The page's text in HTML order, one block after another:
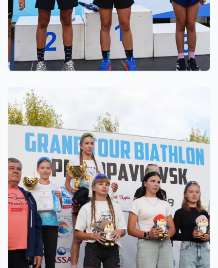
ФИНАЛ: В АСТАНЕ ПРОЙДЕТ
ЗАКЛЮЧИТЕЛЬНЫЙ ЭТАП GRAND TOUR
BIATHLON